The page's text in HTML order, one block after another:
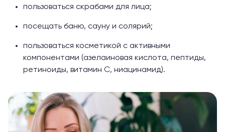
пользоваться скрабами для лица;
посещать баню, сауну и солярий;
пользоваться косметикой с активными
компонентами (азелаиновая кислота, пептиды,
ретиноиды, витамин С, ниацинамид).